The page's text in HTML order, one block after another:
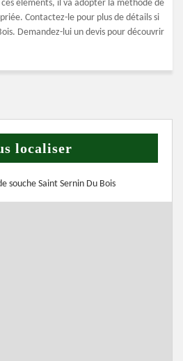
éléments, il va adopter la méthode de
Contactez-le pour plus de détails si
Demandez-lui un devis pour découvrir
localiser
souche Saint Sernin Du Bois